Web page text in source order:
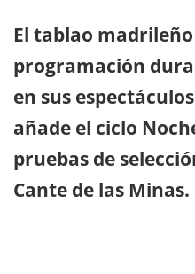
El tablao
programación
en sus
añade el ciclo
pruebas de
Cante de las Minas.